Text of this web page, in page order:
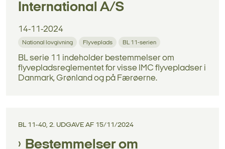
International A/S
14-11-2024
National lovgivning Flyveplads BL 11-serien
BL serie 11 indeholder bestemmelser om
flyvepladsreglementet for visse IMC flyvepladser i
Danmark, Grønland og på Færøerne.
BL 11-40, 2. UDGAVE AF 15/11/2024
Bestemmelser om